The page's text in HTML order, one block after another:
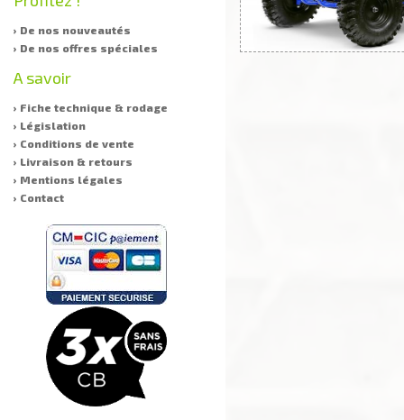
› De nos nouveautés
› De nos offres spéciales
A savoir
› Fiche technique & rodage
› Législation
› Conditions de vente
› Livraison & retours
› Mentions légales
› Contact